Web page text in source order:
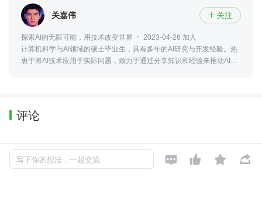
关嘉伟  关注
探索AI的无限可能，用技术改变世界
2023-04-26 加入
计算机科学与AI领域的硕士毕业生，具有多年的AI研究与开发经验。热
衷于将AI技术应用于实际问题，致力于通过分享知识和经验来推动AI领
评论
暂无评论
写下你的想法，一起交流    